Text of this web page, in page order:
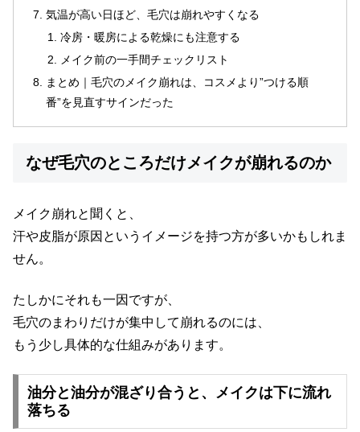
気温が高い日ほど、毛穴は崩れやすくなる
冷房・暖房による乾燥にも注意する
メイク前の一手間チェックリスト
まとめ｜毛穴のメイク崩れは、コスメより”つける順
番”を見直すサインだった
なぜ毛穴のところだけメイクが崩れるのか
メイク崩れと聞くと、
汗や皮脂が原因というイメージを持つ方が多いかもしれま
せん。
たしかにそれも一因ですが、
毛穴のまわりだけが集中して崩れるのには、
もう少し具体的な仕組みがあります。
油分と油分が混ざり合うと、メイクは下に流れ
落ちる